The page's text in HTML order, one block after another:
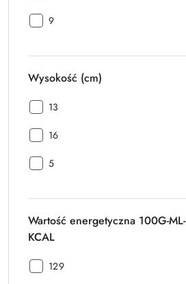
Szerokość
9
Wysokość (cm)
Wysokość
13
Wysokość
16
Wysokość
5
Wartość energetyczna 100G-ML-
KCAL
Wartość
129